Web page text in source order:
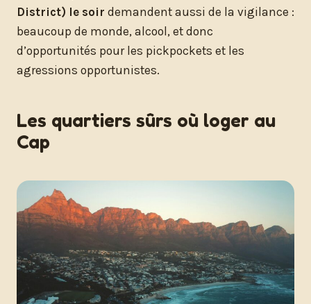
District) le soir demandent aussi de la vigilance :
beaucoup de monde, alcool, et donc
d’opportunités pour les pickpockets et les
agressions opportunistes.
Les quartiers sûrs où loger au
Cap